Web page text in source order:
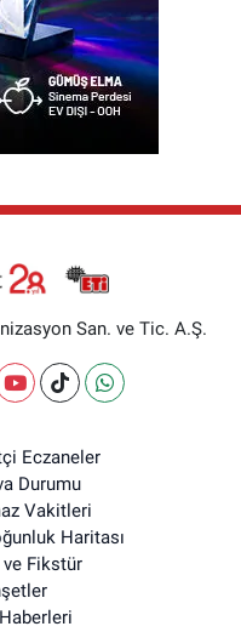
San. ve Tic. A.Ş.
Eczaneler
Durumu
Vakitleri
Haritası
ve Fikstür